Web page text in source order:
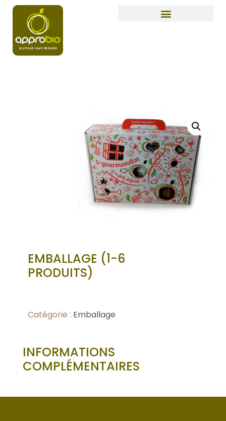
EMBALLAGE (1-6
PRODUITS)
Catégorie : Emballage
INFORMATIONS
COMPLÉMENTAIRES